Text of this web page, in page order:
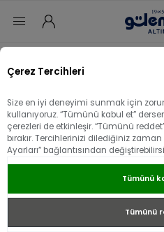
Çerez Tercihleri
Size en iyi deneyimi sunmak için
kullanıyoruz. “Tümünü kabul et”
çerezleri de etkinleşir. “Tümünü
bırakır. Tercihlerinizi dilediğiniz
Ayarları” bağlantısından
Tümünü
Tümünü
22 Ayar Altın